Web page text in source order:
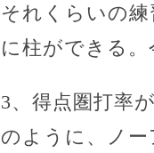
それくらいの
に柱ができる。
3、得点圏打率
のように、ノ